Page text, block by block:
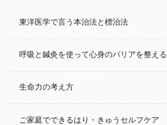
東洋医学で言う本治法と標治法
呼吸と鍼灸を使って心身のバリアを整える
生命力の考え方
ご家庭でできるはり・きゅうセルフケア